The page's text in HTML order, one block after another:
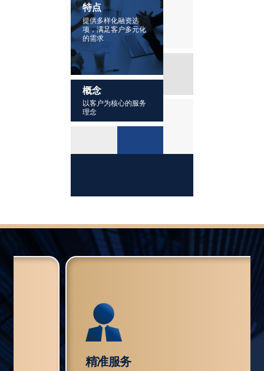
特点
提供多样化融资选
项，满足客户多元化
的需求
概念
以客户为核心的服务
理念
精准服务